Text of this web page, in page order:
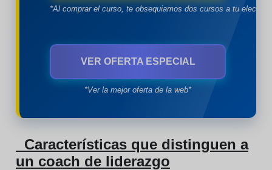
*Al comprar el curso, te obsequiamos dos cursos a tu
VER OFERTA ESPECIAL
*Ver la mejor oferta de la web*
Características que distinguen a
un coach de liderazgo